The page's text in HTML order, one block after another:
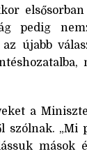
pedig
újabb
a
„Mi